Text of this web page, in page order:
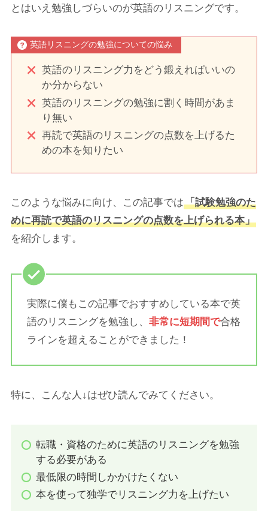
とはいえ勉強しづらいのが英語のリスニングです。
英語リスニングの勉強についての悩み
英語のリスニング力をどう鍛えればいいの
か分からない
英語のリスニングの勉強に割く時間があま
り無い
再読で英語のリスニングの点数を上げるた
めの本を知りたい
このような悩みに向け、この記事では「試験勉強のた
めに再読で英語のリスニングの点数を上げられる本」
を紹介します。
実際に僕もこの記事でおすすめしている本で英
語のリスニングを勉強し、非常に短期間で合格
ラインを超えることができました！
特に、こんな人↓はぜひ読んでみてください。
転職・資格のために英語のリスニングを勉強
する必要がある
最低限の時間しかかけたくない
本を使って独学でリスニング力を上げたい